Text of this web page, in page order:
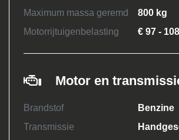
Maximum massa geremd
800 kg
Motorrijtuigenbelasting
€ 97 -
Motor en
Brandstof
Benzine
Transmissie